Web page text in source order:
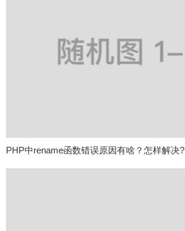
PHP中rename函数错误原因有啥？怎样解决?